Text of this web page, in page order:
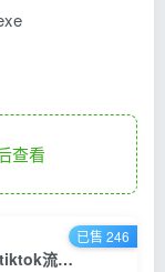
查看
海外TIKTOK训练营，百万项目海外版抖音tiktok流量赚钱玩法
已售 246